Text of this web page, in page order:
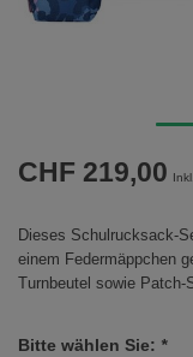
CHF 219,00
Dieses Schulrucksack-
einem Federmäppchen
Turnbeutel sowie Patch-
Bitte wählen Sie: *